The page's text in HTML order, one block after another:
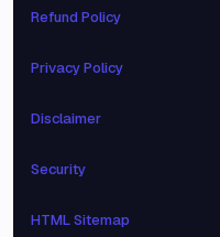
Refund Policy
Privacy Policy
Disclaimer
Security
HTML Sitemap